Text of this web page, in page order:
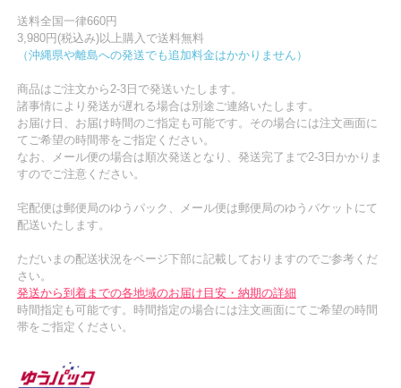
送料全国一律660円
3,980円(税込み)以上購入で送料無料
（沖縄県や離島への発送でも追加料金はかかりません）
商品はご注文から2-3日で発送いたします。
諸事情により発送が遅れる場合は別途ご連絡いたします。
お届け日、お届け時間のご指定も可能です。その場合には注文画面に
てご希望の時間帯をご指定ください。
なお、メール便の場合は順次発送となり、発送完了まで2-3日かかりま
すのでご注意ください。
宅配便は郵便局のゆうパック、メール便は郵便局のゆうパケットにて
配送いたします。
ただいまの配送状況をページ下部に記載しておりますのでご参考くだ
さい。
発送から到着までの各地域のお届け目安・納期の詳細
時間指定も可能です。時間指定の場合には注文画面にてご希望の時間
帯をご指定ください。